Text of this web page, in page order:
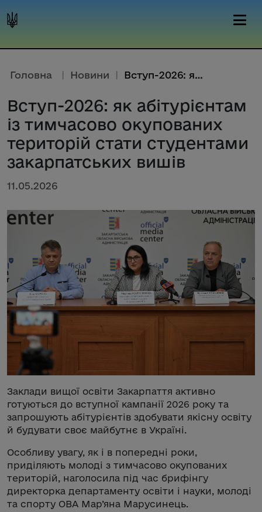
Головна | Новини | Вступ-2026: як абітурієнтам із...
Вступ-2026: як абітурієнтам
із тимчасово окупованих
територій стати студентами
закарпатських вишів
11.05.2026
Заклади вищої освіти Закарпаття активно
готуються до вступної кампанії 2026 року та
запрошують абітурієнтів здобувати якісну освіту
й будувати своє майбутнє в Україні.
Особливу увагу, як і в попередні роки,
приділяють молоді з тимчасово окупованих
територій, наголосила під час брифінгу
директорка департаменту освіти і науки, молоді
та спорту ОВА Мар’яна Марусинець.